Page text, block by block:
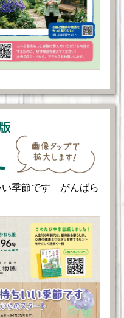
い季節です がんばら